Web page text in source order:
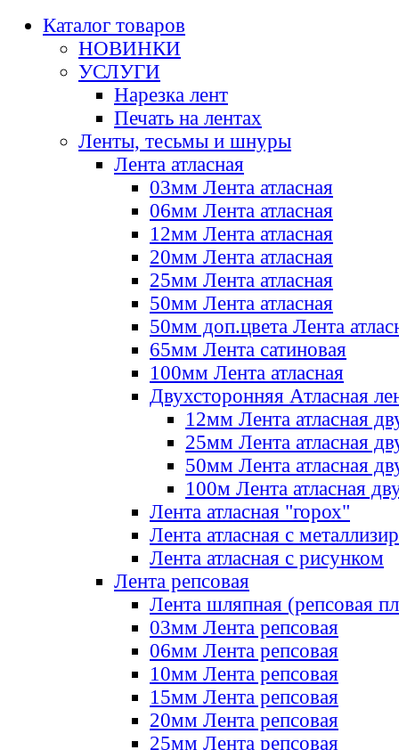
Каталог товаров
НОВИНКИ
УСЛУГИ
Нарезка лент
Печать на лентах
Ленты, тесьмы и шнуры
Лента атласная
03мм Лента атласная
06мм Лента атласная
12мм Лента атласная
20мм Лента атласная
25мм Лента атласная
50мм Лента атласная
50мм доп.цвета Лента
65мм Лента сатиновая
100мм Лента атласная
Двухсторонняя Атласная
12мм Лента атласная
25мм Лента атласная
50мм Лента атласная
100м Лента атласная
Лента атласная "горох"
Лента атласная с
Лента атласная с рисунком
Лента репсовая
Лента шляпная (репсовая
03мм Лента репсовая
06мм Лента репсовая
10мм Лента репсовая
15мм Лента репсовая
20мм Лента репсовая
25мм Лента репсовая